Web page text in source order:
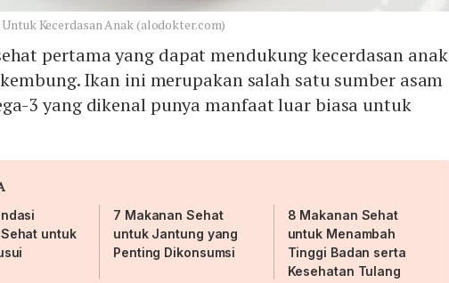
Kecerdasan Anak (alodokter.com)
pertama yang dapat mendukung kecerdasan anak
Ikan ini merupakan salah satu sumber asam
3 yang dikenal punya manfaat luar biasa untuk
untuk
7 Makanan Sehat
untuk Jantung yang
Penting Dikonsumsi
8 Makanan Sehat
untuk Menambah
Tinggi Badan serta
Kesehatan Tulang